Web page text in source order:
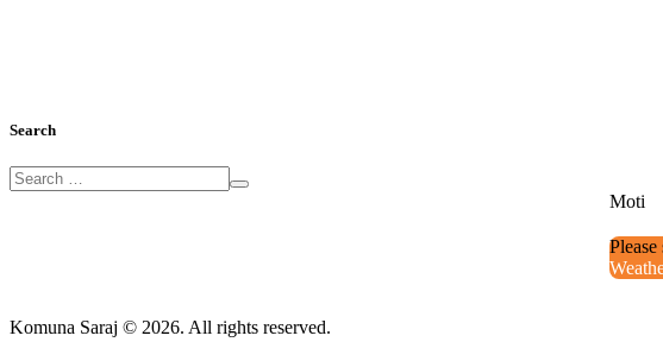
Search
Moti
Komuna Saraj © 2026. All rights reserved.